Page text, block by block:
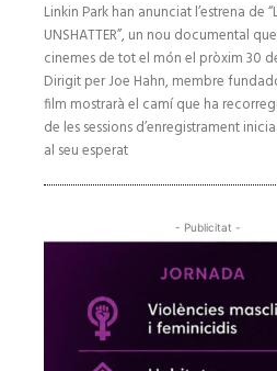
Linkin Park han anunciat l’estrena de
UNSHATTER”, un nou documental
cinemes de tot el món el pròxim 30
Dirigit per Joe Hahn, membre
film mostrarà el camí que ha
de les sessions d’enregistrament
al seu esperat
- Publicitat -